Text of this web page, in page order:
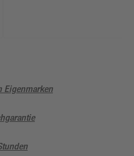
Eigenmarken